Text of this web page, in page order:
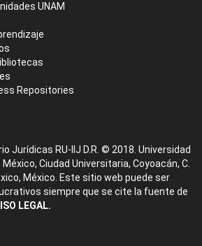
UNAM
Repositories
Jurídicas RU-IIJ D.R. © 2018. Universidad
Ciudad Universitaria, Coyoacán, C.
México. Este sitio web puede ser
siempre que se cite la fuente de
LEGAL.